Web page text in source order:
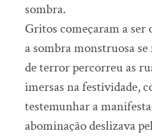
sombra.
Gritos começaram a ser
a sombra monstruosa
de terror percorreu as
imersas na festividade,
testemunhar a
abominação deslizava